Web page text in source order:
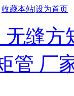
收藏本站|设为首页